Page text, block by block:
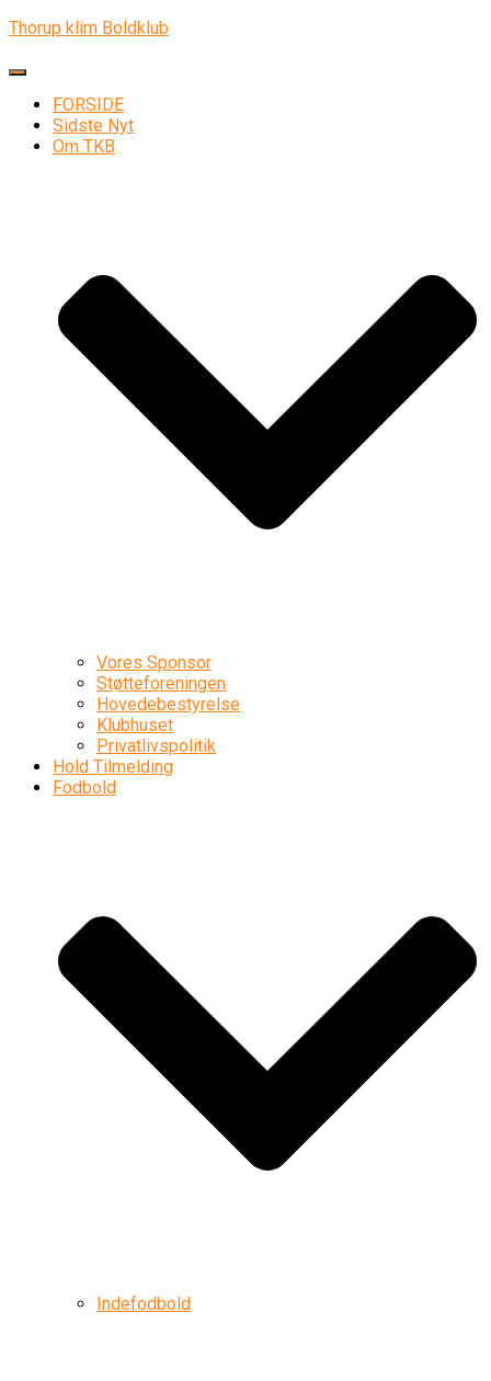
Thorup klim Boldklub
Skift navigation
FORSIDE
Sidste Nyt
Om TKB
Vores Sponsor
Støtteforeningen
Hovedebestyrelse
Klubhuset
Privatlivspolitik
Hold Tilmelding
Fodbold
Indefodbold